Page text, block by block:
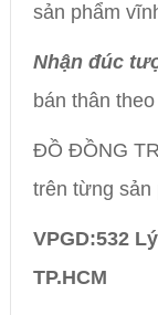
sản phẩm
Nhận đúc
bán thân
ĐỒ ĐỒNG
trên từng sản
VPGD:532
TP.HCM